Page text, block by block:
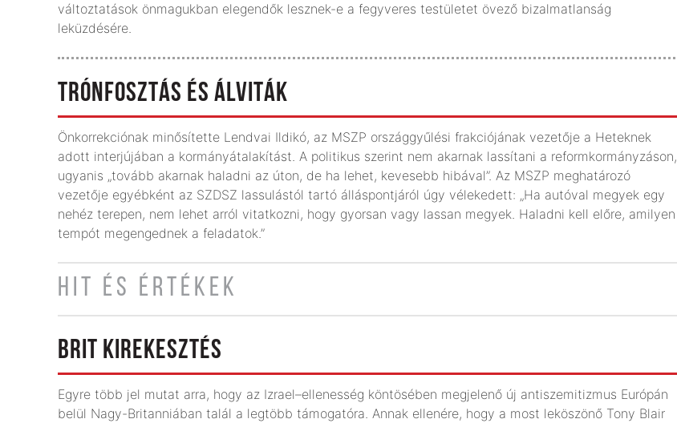
változtatások önmagukban elegendők lesznek-e a fegyveres testületet övező bizalmatlanság
leküzdésére.
TRÓNFOSZTÁS ÉS ÁLVITÁK
Önkorrekciónak minősítette Lendvai Ildikó, az MSZP országgyűlési frakciójának vezetője a Heteknek
adott interjújában a kormányátalakítást. A politikus szerint nem akarnak lassítani a reformkormányzáson,
ugyanis „tovább akarnak haladni az úton, de ha lehet, kevesebb hibával”. Az MSZP meghatározó
vezetője egyébként az SZDSZ lassulástól tartó álláspontjáról úgy vélekedett: „Ha autóval megyek egy
nehéz terepen, nem lehet arról vitatkozni, hogy gyorsan vagy lassan megyek. Haladni kell előre, amilyen
tempót megengednek a feladatok.”
HIT ÉS ÉRTÉKEK
BRIT KIREKESZTÉS
Egyre több jel mutat arra, hogy az Izrael–ellenesség köntösében megjelenő új antiszemitizmus Európán
belül Nagy-Britanniában talál a legtöbb támogatóra. Annak ellenére, hogy a most leköszönő Tony Blair